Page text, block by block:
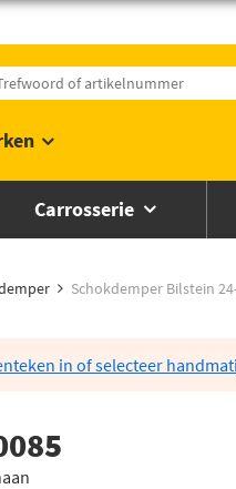
Carrosserie
Schokdemper Bilstein
in of selecteer